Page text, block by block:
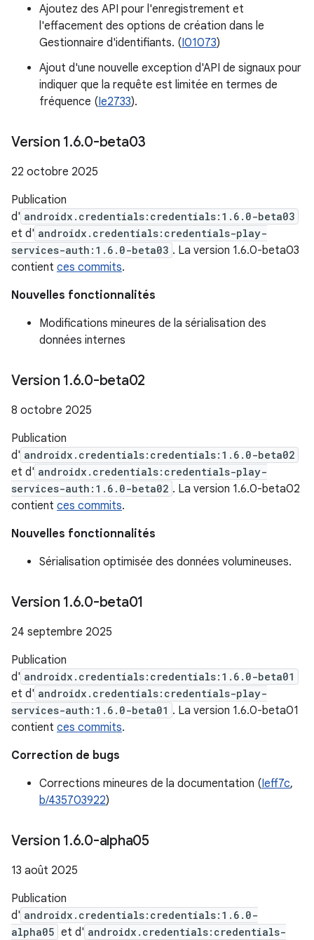
Ajoutez des API pour l'enregistrement et
l'effacement des options de création dans le
Gestionnaire d'identifiants. (I01073)
Ajout d'une nouvelle exception d'API de signaux pour
indiquer que la requête est limitée en termes de
fréquence (Ie2733).
Version 1.6.0-beta03
22 octobre 2025
Publication
d' androidx.credentials:credentials:1.6.0-beta03
et d' androidx.credentials:credentials-play-
services-auth:1.6.0-beta03 . La version 1.6.0-beta03
contient ces commits.
Nouvelles fonctionnalités
Modifications mineures de la sérialisation des
données internes
Version 1.6.0-beta02
8 octobre 2025
Publication
d' androidx.credentials:credentials:1.6.0-beta02
et d' androidx.credentials:credentials-play-
services-auth:1.6.0-beta02 . La version 1.6.0-beta02
contient ces commits.
Nouvelles fonctionnalités
Sérialisation optimisée des données volumineuses.
Version 1.6.0-beta01
24 septembre 2025
Publication
d' androidx.credentials:credentials:1.6.0-beta01
et d' androidx.credentials:credentials-play-
services-auth:1.6.0-beta01 . La version 1.6.0-beta01
contient ces commits.
Correction de bugs
Corrections mineures de la documentation (Ieff7c,
b/435703922)
Version 1.6.0-alpha05
13 août 2025
Publication
d' androidx.credentials:credentials:1.6.0-
alpha05 et d' androidx.credentials:credentials-